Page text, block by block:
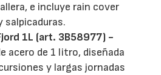
e incluye rain cover
salpicaduras.
1L (art. 3B58977) -
acero de 1 litro, diseñada
y largas jornadas